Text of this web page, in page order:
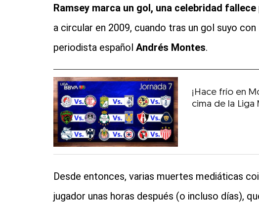
Ramsey marca un gol, una celebridad fallece
a circular en 2009, cuando tras un gol suyo
periodista español Andrés Montes.
¡Hace frío en
cima de la Liga
Desde entonces, varias muertes mediáticas
jugador unas horas después (o incluso días),